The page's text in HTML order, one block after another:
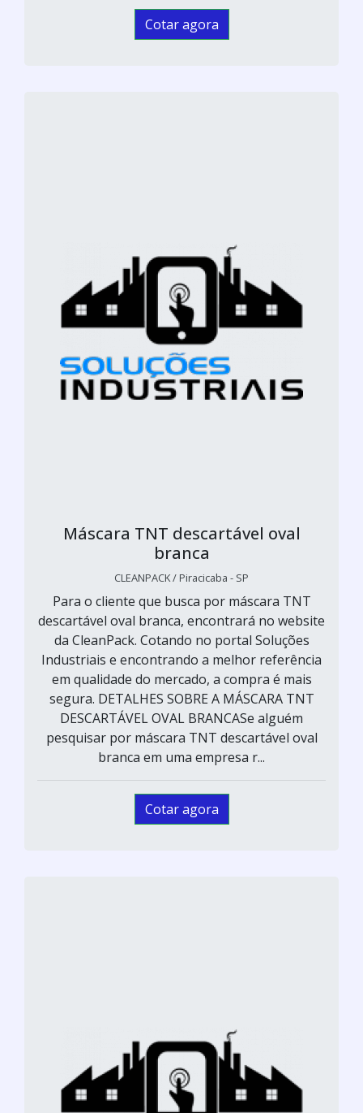
Cotar agora
Máscara TNT descartável oval
branca
CLEANPACK / Piracicaba - SP
Para o cliente que busca por máscara TNT
descartável oval branca, encontrará no website
da CleanPack. Cotando no portal Soluções
Industriais e encontrando a melhor referência
em qualidade do mercado, a compra é mais
segura. DETALHES SOBRE A MÁSCARA TNT
DESCARTÁVEL OVAL BRANCASe alguém
pesquisar por máscara TNT descartável oval
branca em uma empresa r...
Cotar agora